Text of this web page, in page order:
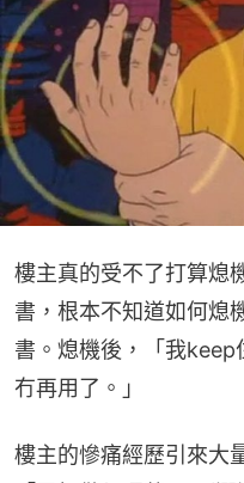
樓主真的受不了打算熄
書，根本不知道如何熄
書。熄機後，「我
冇再用了。」
樓主的慘痛經歷引來大